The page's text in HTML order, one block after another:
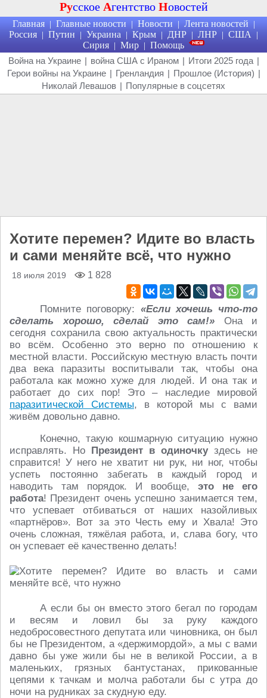
Русское Агентство Новостей
Главная | Главные новости | Новости | Лента новостей |
Россия | Путин | Украина | Крым | ДНР | ЛНР | США |
Сирия | Мир | Помощь
Война на Украине | война США с Ираном | Итоги 2025 года |
Герои войны на Украине | Гренландия | Прошлое (История) |
Николай Левашов | Популярные в соцсетях
Хотите перемен? Идите во власть
и сами меняйте всё, что нужно
18 июля 2019 1 828
Помните поговорку: «Если хочешь что-то
сделать хорошо, сделай это сам!» Она и
сегодня сохранила свою актуальность практически
во всём. Особенно это верно по отношению к
местной власти. Российскую местную власть почти
два века паразиты воспитывали так, чтобы она
работала как можно хуже для людей. И она так и
работает до сих пор! Это – наследие мировой
паразитической Системы, в которой мы с вами
живём довольно давно.
Конечно, такую кошмарную ситуацию нужно
исправлять. Но Президент в одиночкуздесь не
справится! У него не хватит ни рук, ни ног, чтобы
успеть постоянно забегать в каждый город и
наводить там порядок. И вообще, это не его
работа! Президент очень успешно занимается тем,
что успевает отбиваться от наших назойливых
«партнёров». Вот за это Честь ему и Хвала! Это
очень сложная, тяжёлая работа, и, слава богу, что
он успевает её качественно делать!
А если бы он вместо этого бегал по городам
и весям и ловил бы за руку каждого
недобросовестного депутата или чиновника, он был
бы не Президентом, а «держимордой», а мы с вами
давно бы уже жили бы не в великой России, а в
маленьких, грязных бантустанах, прикованные
цепями к тачкам и молча работали бы с утра до
ночи на рудниках за скудную еду.